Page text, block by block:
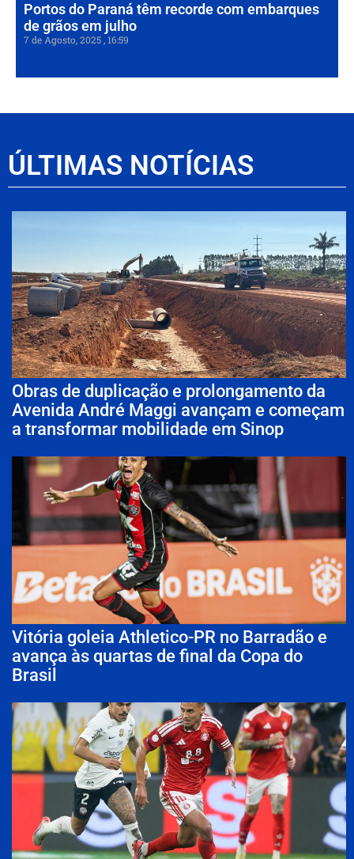
Portos do Paraná têm recorde com embarques
de grãos em julho
7 de Agosto, 2025 16:59
ÚLTIMAS NOTÍCIAS
Obras de duplicação e prolongamento da
Avenida André Maggi avançam e começam
a transformar mobilidade em Sinop
Vitória goleia Athletico-PR no Barradão e
avança às quartas de final da Copa do
Brasil